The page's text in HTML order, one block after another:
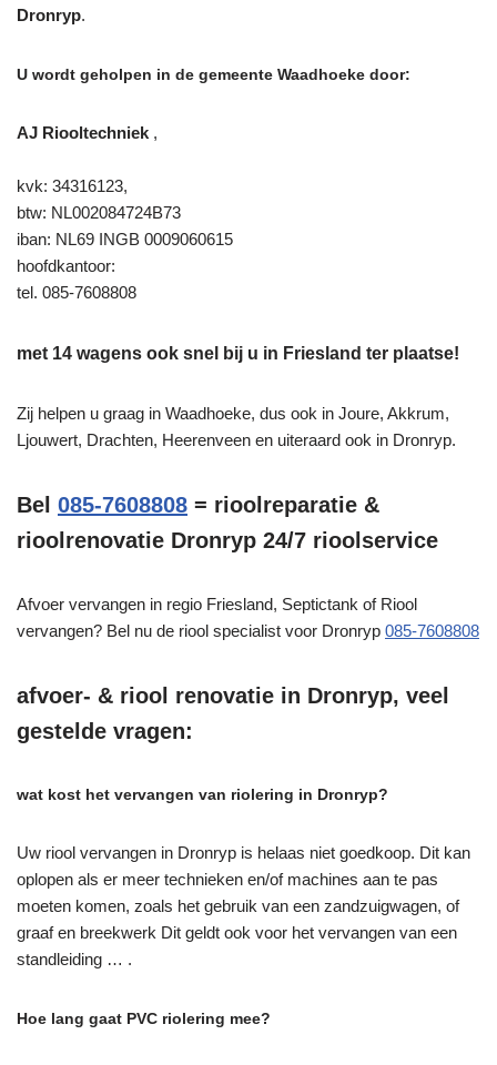
Dronryp.
U wordt geholpen in de gemeente Waadhoeke door:
AJ Riooltechniek ,
kvk: 34316123,
btw: NL002084724B73
iban: NL69 INGB 0009060615
hoofdkantoor:
tel. 085-7608808
met 14 wagens ook snel bij u in Friesland ter plaatse!
Zij helpen u graag in Waadhoeke, dus ook in Joure, Akkrum,
Ljouwert, Drachten, Heerenveen en uiteraard ook in Dronryp.
Bel 085-7608808 = rioolreparatie &
rioolrenovatie Dronryp 24/7 rioolservice
Afvoer vervangen in regio Friesland, Septictank of Riool
vervangen? Bel nu de riool specialist voor Dronryp 085-7608808
afvoer- & riool renovatie in Dronryp, veel
gestelde vragen:
wat kost het vervangen van riolering in Dronryp?
Uw riool vervangen in Dronryp is helaas niet goedkoop. Dit kan
oplopen als er meer technieken en/of machines aan te pas
moeten komen, zoals het gebruik van een zandzuigwagen, of
graaf en breekwerk Dit geldt ook voor het vervangen van een
standleiding … .
Hoe lang gaat PVC riolering mee?